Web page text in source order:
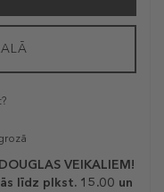
VEIKALIEM!
līdz plkst. 15.00 un